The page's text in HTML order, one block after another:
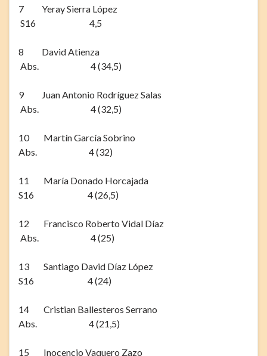
7 Yeray Sierra López
S16 4,5
8 David Atienza
Abs. 4 (34,5)
9 Juan Antonio Rodríguez Salas
Abs. 4 (32,5)
10 Martín García Sobrino
Abs. 4 (32)
11 María Donado Horcajada
S16 4 (26,5)
12 Francisco Roberto Vidal Díaz
Abs. 4 (25)
13 Santiago David Díaz López
S16 4 (24)
14 Cristian Ballesteros Serrano
Abs. 4 (21,5)
15 Inocencio Vaquero Zazo